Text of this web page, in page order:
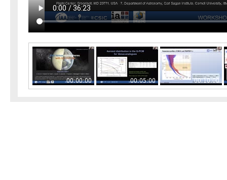
00:00:00 00:05:00 00:10:00